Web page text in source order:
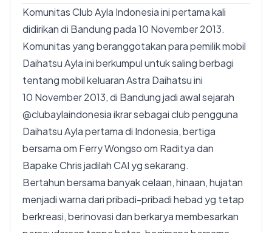
Komunitas Club Ayla Indonesia ini pertama kali
didirikan di Bandung pada 10 November 2013.
Komunitas yang beranggotakan para pemilik mobil
Daihatsu Ayla ini berkumpul untuk saling berbagi
tentang mobil keluaran Astra Daihatsu ini
10 November 2013, di Bandung jadi awal sejarah
@clubaylaindonesia ikrar sebagai club pengguna
Daihatsu Ayla pertama di Indonesia, bertiga
bersama om Ferry Wongso om Raditya dan
Bapake Chris jadilah CAI yg sekarang.
Bertahun bersama banyak celaan, hinaan, hujatan
menjadi warna dari pribadi-pribadi hebad yg tetap
berkreasi, berinovasi dan berkarya membesarkan